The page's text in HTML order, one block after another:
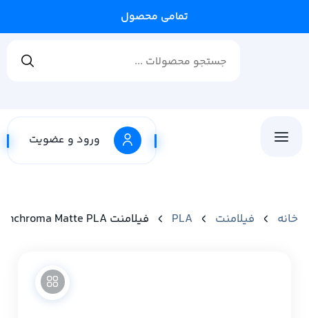
ورود و عضویت
خانه فیلامنت PLA فیلامنت Panchroma Matte PLA برند Polymaker رنگ Sakura Pink